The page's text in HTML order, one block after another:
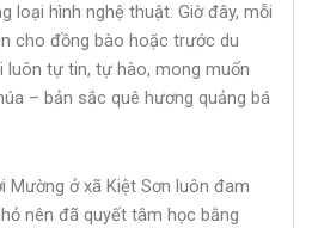
loại hình nghệ thuật. Giờ đây, mỗi
cho đồng bào hoặc trước du
luôn tự tin, tự hào, mong muốn
– bản sắc quê hương quảng bá
Mường ở xã Kiệt Sơn luôn đam
nên đã quyết tâm học bằng